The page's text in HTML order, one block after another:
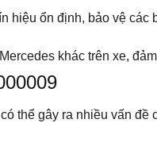
hiệu ổn định, bảo vệ
khác trên xe,
thể gây ra nhiều vấn